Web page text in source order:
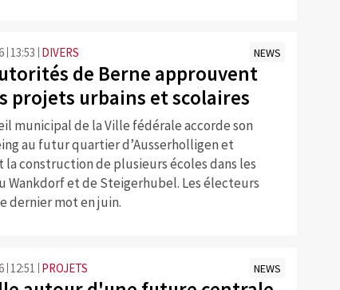
13:53 DIVERS NEWS
de Berne approuvent
projets urbains et scolaires
municipal de la Ville fédérale accorde son
au futur quartier d’Ausserholligen et
construction de plusieurs écoles dans les
Wankdorf et de Steigerhubel. Les électeurs
dernier mot en juin.
12:51 PROJETS NEWS